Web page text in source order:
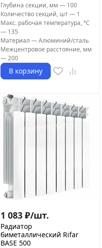
Глубина секции, мм — 100
Количество секций, шт— 1
Макс. рабочая температура, °С
— 135
Материал —Алюминий/сталь
Межцентровое расстояние, мм
—200
В корзину
1 083 ₽/шт.
Радиатор
биметаллический Rifar
BASE 500